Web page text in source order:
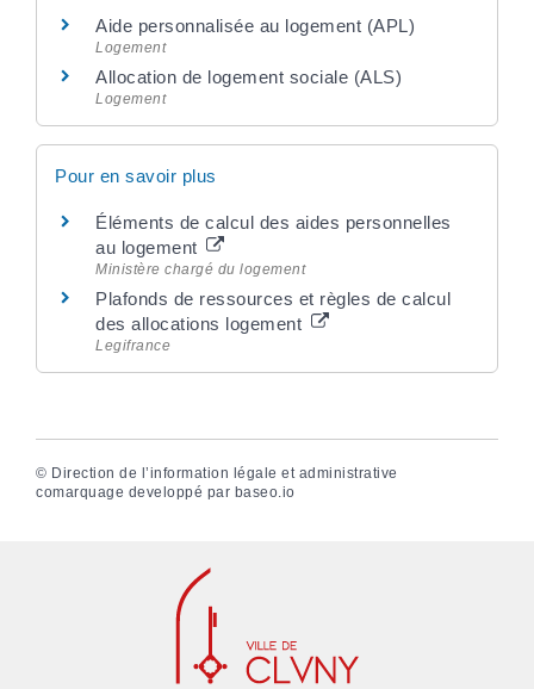
Aide personnalisée au logement (APL)
Logement
Allocation de logement sociale (ALS)
Logement
Pour en savoir plus
Éléments de calcul des aides personnelles
au logement
Ministère chargé du logement
Plafonds de ressources et règles de calcul
des allocations logement
Legifrance
© Direction de l’information légale et administrative
comarquage developpé par baseo.io